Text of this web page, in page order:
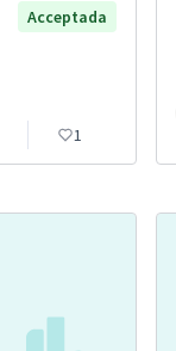
Acceptada
1